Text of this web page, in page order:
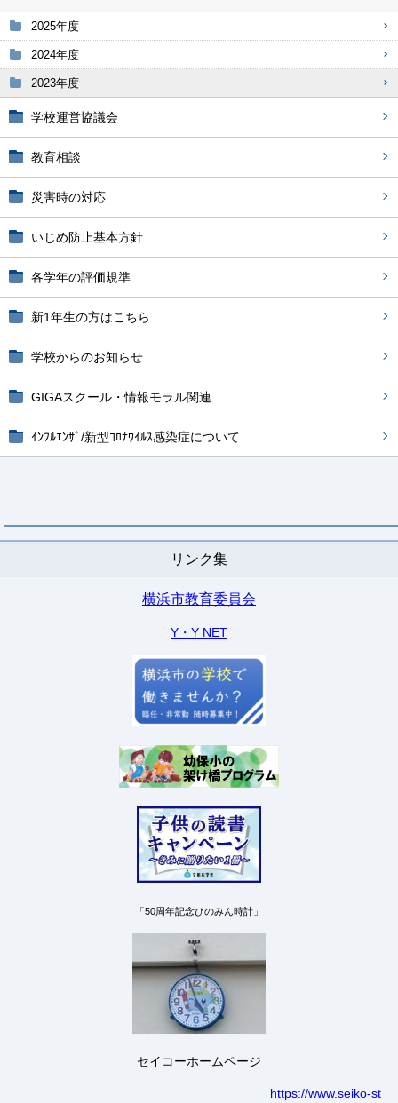
2025年度
2024年度
2023年度
学校運営協議会
教育相談
災害時の対応
いじめ防止基本方針
各学年の評価規準
新1年生の方はこちら
学校からのお知らせ
GIGAスクール・情報モラル関連
ｲﾝﾌﾙｴﾝｻﾞ/新型ｺﾛﾅｳｲﾙｽ感染症について
リンク集
横浜市教育委員会
Y・Y NET
「50周年記念ひのみん時計」
セイコーホームページ
https://www.seiko-st